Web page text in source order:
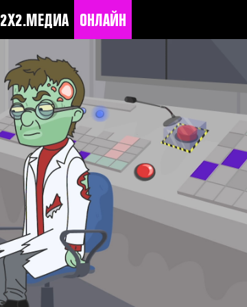
2Х2.МЕДИА ОНЛАЙН